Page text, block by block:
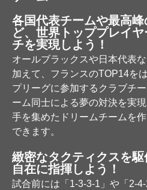
各国代表チームや最高
ど、世界トッププレイ
チを実現しよう！
オールブラックスや日本代表
加えて、フランスのTOP14を
プリーグに参加するクラブチ
ーム同士による夢の対決を実
手を集めたドリームチームを
できます。
緻密なタクティクスを
自在に指揮しよう！
試合前には「1-3-3-1」や「2-